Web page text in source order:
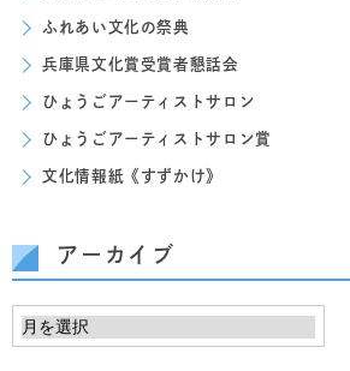
ふれあい文化の祭典
兵庫県文化賞受賞者懇話会
ひょうごアーティストサロン
ひょうごアーティストサロン賞
文化情報紙《すずかけ》
アーカイブ